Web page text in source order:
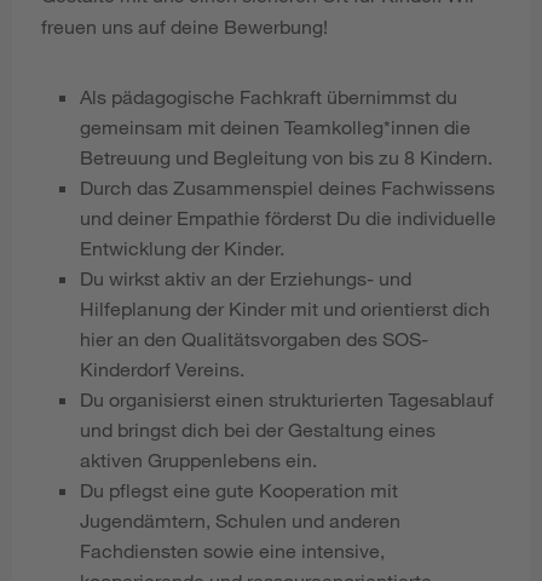
freuen uns auf deine Bewerbung!
Als pädagogische Fachkraft übernimmst du
gemeinsam mit deinen Teamkolleg*innen die
Betreuung und Begleitung von bis zu 8 Kindern.
Durch das Zusammenspiel deines Fachwissens
und deiner Empathie förderst Du die individuelle
Entwicklung der Kinder.
Du wirkst aktiv an der Erziehungs- und
Hilfeplanung der Kinder mit und orientierst dich
hier an den Qualitätsvorgaben des SOS-
Kinderdorf Vereins.
Du organisierst einen strukturierten Tagesablauf
und bringst dich bei der Gestaltung eines
aktiven Gruppenlebens ein.
Du pflegst eine gute Kooperation mit
Jugendämtern, Schulen und anderen
Fachdiensten sowie eine intensive,